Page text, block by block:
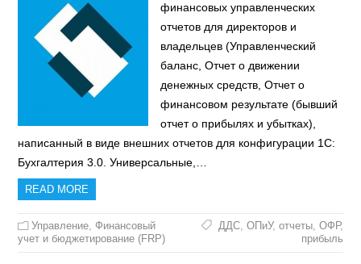
финансовых управленческих
отчетов для директоров и
владельцев (Управленческий
баланс, Отчет о движении
денежных средств, Отчет о
финансовом результате (бывший
отчет о прибылях и убытках),
написанный в виде внешних отчетов для конфигурации 1С:
Бухгалтерия 3.0. Универсальные,…
READ MORE
Управление,Финансовый
учет и бюджетирование (FRP)
ДДС, ОПиУ, отчеты, ОФР,
прибыль